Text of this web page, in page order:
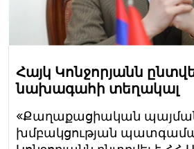
Հայկ Կոնջորյանն
նախագահի տեղակալ
«Քաղաքացիական
խմբակցության